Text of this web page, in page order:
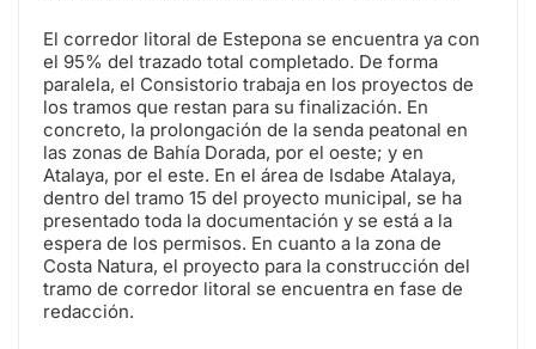
El corredor litoral de Estepona se encuentra ya con
el 95% del trazado total completado. De forma
paralela, el Consistorio trabaja en los proyectos de
los tramos que restan para su finalización. En
concreto, la prolongación de la senda peatonal en
las zonas de Bahía Dorada, por el oeste; y en
Atalaya, por el este. En el área de Isdabe Atalaya,
dentro del tramo 15 del proyecto municipal, se ha
presentado toda la documentación y se está a la
espera de los permisos. En cuanto a la zona de
Costa Natura, el proyecto para la construcción del
tramo de corredor litoral se encuentra en fase de
redacción.